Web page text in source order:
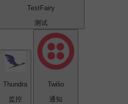
TestFairy
测试
Thundra
监控
Twilio
通知